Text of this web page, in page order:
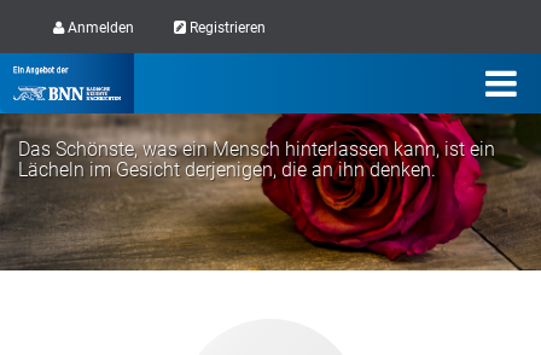
Anmelden Registrieren
Das Schönste, was ein Mensch hinterlassen kann, ist ein
Lächeln im Gesicht derjenigen, die an ihn denken.